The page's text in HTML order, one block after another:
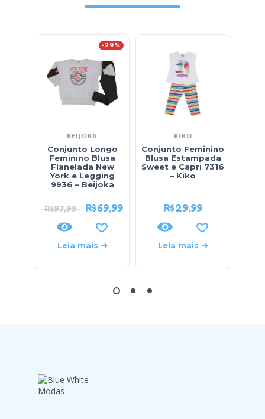
-29%
BEIJOKA
Conjunto Longo
Feminino Blusa
Flanelada New
York e Legging
9936 – Beijoka
R$97,99 R$69,99
Leia mais
KIKO
Conjunto Feminino
Blusa Estampada
Sweet e Capri 7316
– Kiko
R$29,99
Leia mais